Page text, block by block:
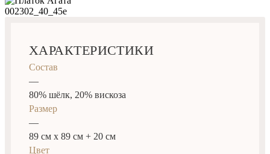
ХАРАКТЕРИСТИКИ
Состав
—
80% шёлк, 20% вискоза
Размер
—
89 см х 89 см + 20 см
Цвет